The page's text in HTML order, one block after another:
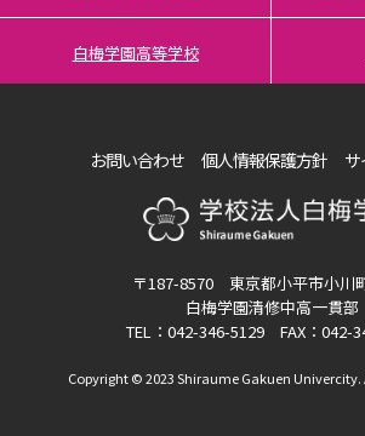
白梅学園高等学校
〒187-8570 東京都小平市小川
白梅学園清修中高一貫部
TEL：042-346-5129 FAX：042-
お問い合わせ 個人情報保護方針
Copyright © 2023 Shiraume Gakuen Univercity.